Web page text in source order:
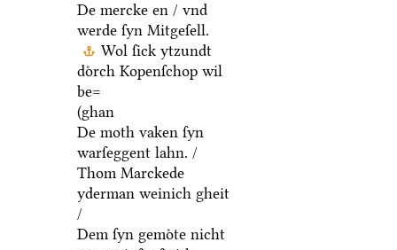
De mercke en / vnd
werde ſyn Mitgeſell.
Wol ſick ytzundt
doͤrch Kopenſchop wil
be=
(ghan
De moth vaken ſyn
warſeggent lahn. /
Thom Marckede
yderman weinich gheit
/
Dem ſyn gemoͤte nicht